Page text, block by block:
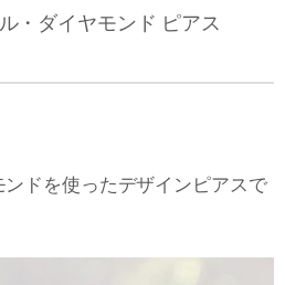
・ダイヤモンド ピアス
ドを使ったデザインピアスで